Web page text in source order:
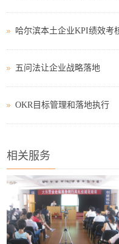
哈尔滨本土企业KPI绩效考
五问法让企业战略落地
OKR目标管理和落地执行
相关服务